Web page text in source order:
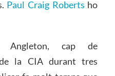
Paul Craig Roberts ho
Angleton, cap de
de la CIA durant tres